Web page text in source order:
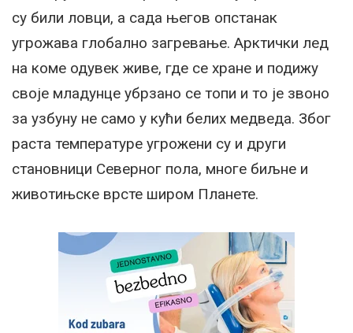
су били ловци, а сада његов опстанак
угрожава глобално загревање. Арктички лед
на коме одувек живе, где се хране и подижу
своје младунце убрзано се топи и то је звоно
за узбуну не само у кући белих медведа. Због
раста температуре угрожени су и други
становници Северног пола, многе биљне и
животињске врсте широм Планете.